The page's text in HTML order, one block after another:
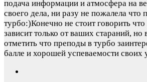
подача информации и атмосфера на
своего дела, ни разу не пожалела что
турбо:)Конечно не стоит говорить
зависит только от ваших стараний, но
отметить что преподы в турбо
балле и хорошей успеваемости своих